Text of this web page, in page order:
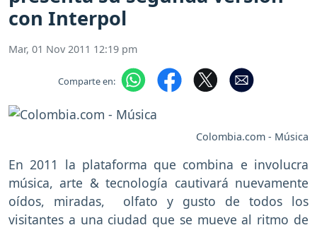
con Interpol
Mar, 01 Nov 2011 12:19 pm
Comparte en:
Colombia.com - Música
En 2011 la plataforma que combina e involucra
música, arte & tecnología cautivará nuevamente
oídos, miradas, olfato y gusto de todos los
visitantes a una ciudad que se mueve al ritmo de